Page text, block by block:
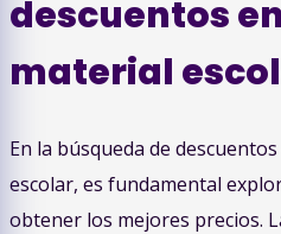
descuentos
material
En la búsqueda de
escolar, es fundamental
obtener los mejores precios.